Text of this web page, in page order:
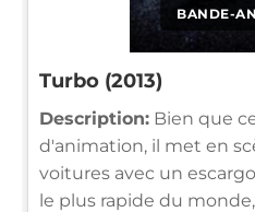
BANDE-
Turbo (2013)
Description: Bien que
d'animation, il met en
voitures avec un
le plus rapide du